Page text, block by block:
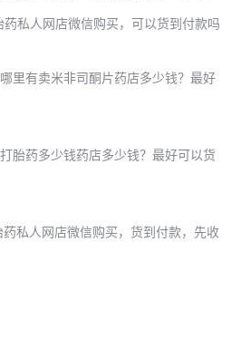
药私人网店微信购买，可以货到付款吗
里有卖米非司酮片药店多少钱？最好
胎药多少钱药店多少钱？最好可以货
药私人网店微信购买，货到付款，先收